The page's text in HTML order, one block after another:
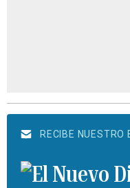
RECIBE NUESTRO